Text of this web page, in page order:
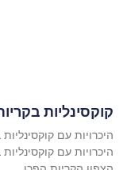
קוקסינליות
היכרויות עם